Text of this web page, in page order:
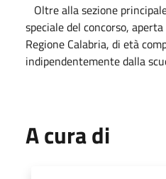
Oltre alla sezione
speciale del concorso,
Regione Calabria, di età
indipendentemente dalla
A cura di